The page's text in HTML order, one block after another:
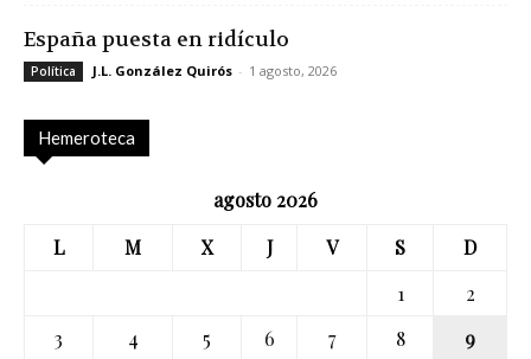
España puesta en ridículo
Política J.L. González Quirós - 1 agosto, 2026
Hemeroteca
agosto 2026
L
M X J V S
D
1
2
3
4 5 6 7 8
9